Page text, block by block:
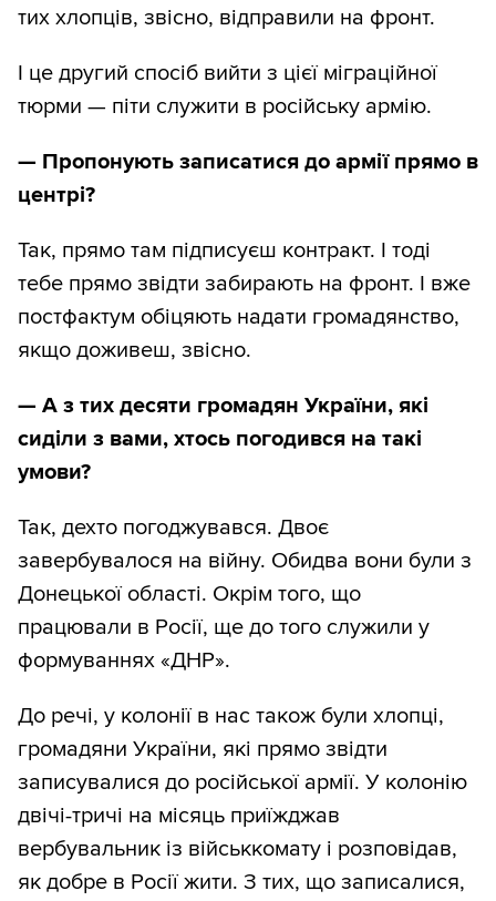
тих хлопців, звісно, відправили на фронт.
І це другий спосіб вийти з цієї міграційної
тюрми — піти служити в російську армію.
— Пропонують записатися до армії прямо в
центрі?
Так, прямо там підписуєш контракт. І тоді
тебе прямо звідти забирають на фронт. І вже
постфактум обіцяють надати громадянство,
якщо доживеш, звісно.
— А з тих десяти громадян України, які
сиділи з вами, хтось погодився на такі
умови?
Так, дехто погоджувався. Двоє
завербувалося на війну. Обидва вони були з
Донецької області. Окрім того, що
працювали в Росії, ще до того служили у
формуваннях «ДНР».
До речі, у колонії в нас також були хлопці,
громадяни України, які прямо звідти
записувалися до російської армії. У колонію
двічі-тричі на місяць приїжджав
вербувальник із військкомату і розповідав,
як добре в Росії жити. З тих, що записалися,